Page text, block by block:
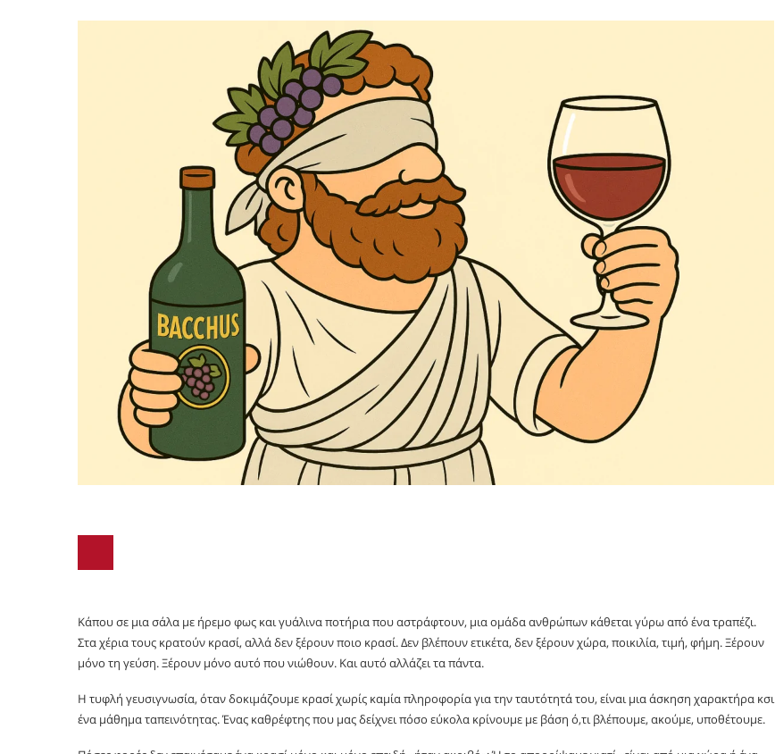
Κάπου σε μια σάλα με ήρεμο φως και γυάλινα ποτήρια που αστράφτουν, μια ομάδα ανθρώπων κάθεται γύρω από ένα τραπέζι.
Στα χέρια τους κρατούν κρασί, αλλά δεν ξέρουν ποιο κρασί. Δεν βλέπουν ετικέτα, δεν ξέρουν χώρα, ποικιλία, τιμή, φήμη. Ξέρουν
μόνο τη γεύση. Ξέρουν μόνο αυτό που νιώθουν. Και αυτό αλλάζει τα πάντα.
Η τυφλή γευσιγνωσία, όταν δοκιμάζουμε κρασί χωρίς καμία πληροφορία για την ταυτότητά του, είναι μια άσκηση χαρακτήρα κσι
ένα μάθημα ταπεινότητας. Ένας καθρέφτης που μας δείχνει πόσο εύκολα κρίνουμε με βάση ό,τι βλέπουμε, ακούμε, υποθέτουμε.